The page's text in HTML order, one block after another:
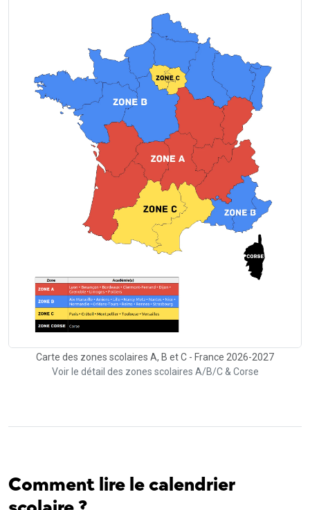
Carte des zones scolaires A, B et C - France 2026-2027
Voir le détail des zones scolaires A/B/C & Corse
Comment lire le calendrier